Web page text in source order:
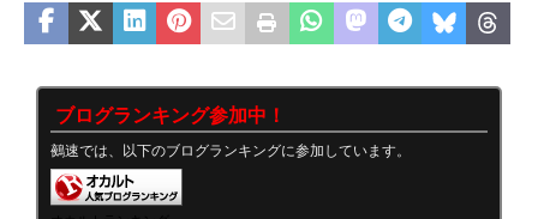
ブログランキング参加中！
鵺速では、以下のブログランキングに参加しています。